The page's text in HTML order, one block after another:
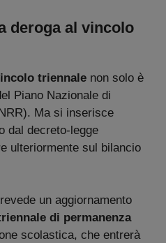
deroga al vincolo
triennale non solo è
Piano Nazionale di
Ma si inserisce
dal decreto-legge
ulteriormente sul bilancio
un aggiornamento
di permanenza
scolastica, che entrerà